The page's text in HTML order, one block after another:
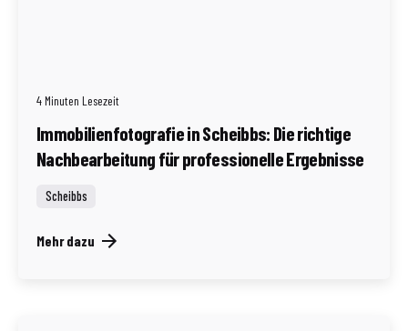
4 Minuten Lesezeit
Immobilienfotografie in Scheibbs: Die richtige
Nachbearbeitung für professionelle Ergebnisse
Scheibbs
Mehr dazu